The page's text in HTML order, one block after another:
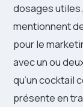
dosages
mentionnent
pour le
avec un ou
qu’un cocktail
présente en